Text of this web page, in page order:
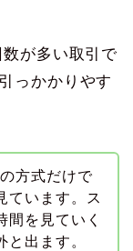
が多い取引で
っかかりやす
方式だけで
ています。ス
間を見ていく
出ます。